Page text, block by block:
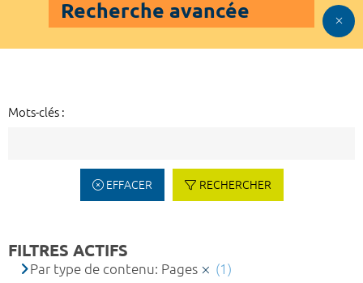
Recherche avancée
Mots-clés :
EFFACER RECHERCHER
FILTRES ACTIFS
Par type de contenu: Pages
(1)